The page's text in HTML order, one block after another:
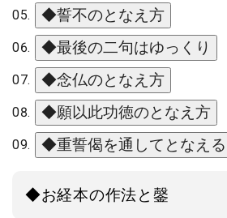
◆誓不のとなえ方
◆最後の二句はゆっくり
◆念仏のとなえ方
◆願以此功徳のとなえ方
◆重誓偈を通してとなえる
◆お経本の作法と鏧